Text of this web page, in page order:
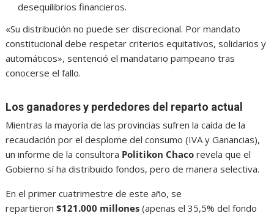
desequilibrios financieros.
«Su distribución no puede ser discrecional. Por mandato
constitucional debe respetar criterios equitativos, solidarios y
automáticos», sentenció el mandatario pampeano tras
conocerse el fallo.
Los ganadores y perdedores del reparto actual
Mientras la mayoría de las provincias sufren la caída de la
recaudación por el desplome del consumo (IVA y Ganancias),
un informe de la consultora Politikon Chaco revela que el
Gobierno sí ha distribuido fondos, pero de manera selectiva.
En el primer cuatrimestre de este año, se
repartieron$121.000 millones (apenas el 35,5% del fondo